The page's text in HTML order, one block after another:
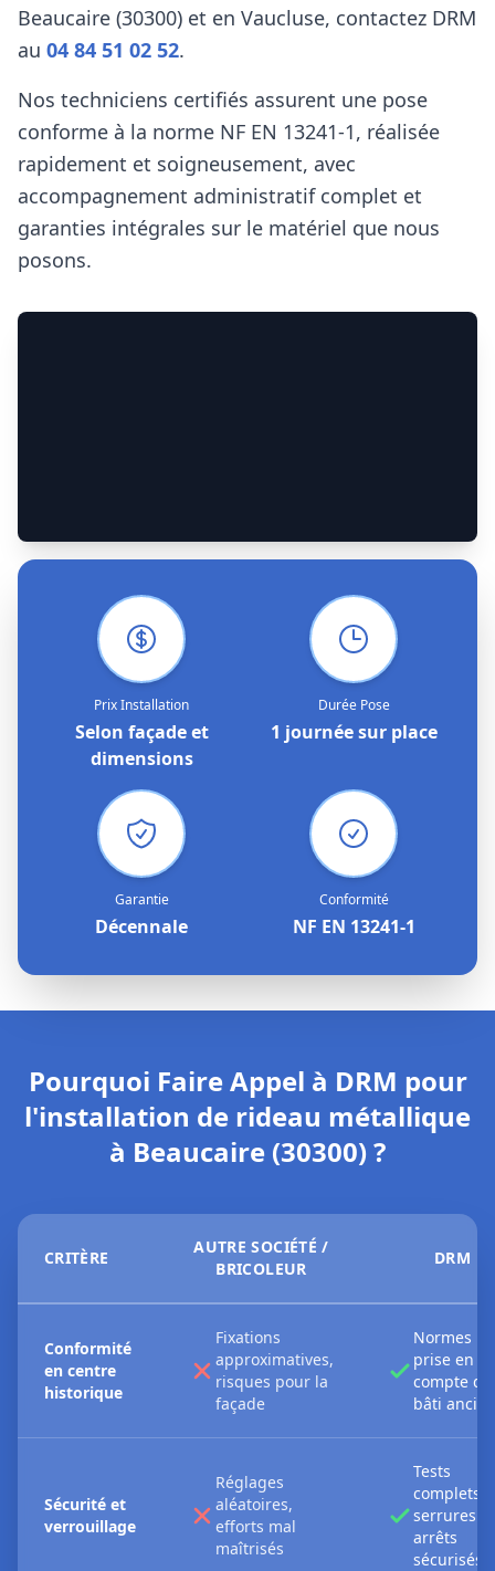
Beaucaire (30300) et en Vaucluse, contactez DRM
au 04 84 51 02 52.
Nos techniciens certifiés assurent une pose
conforme à la norme NF EN 13241‑1, réalisée
rapidement et soigneusement, avec
accompagnement administratif complet et
garanties intégrales sur le matériel que nous
posons.
Prix Installation
Selon façade et
dimensions
Durée Pose
1 journée sur place
Garantie
Décennale
Conformité
NF EN 13241-1
Pourquoi Faire Appel à DRM pour
l'installation de rideau métallique
à Beaucaire (30300) ?
CRITÈRE
AUTRE SOCIÉTÉ /
BRICOLEUR
DRM
Conformité
en centre
historique
Fixations
approximatives,
risques pour la
façade
Normes
prise en
compte du
bâti ancien
Sécurité et
verrouillage
Réglages
aléatoires,
efforts mal
maîtrisés
Tests
complets,
serrures et
arrêts
sécurisés